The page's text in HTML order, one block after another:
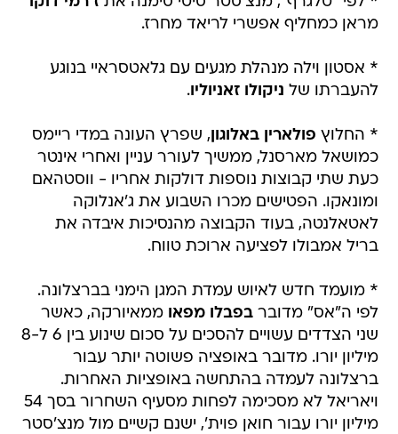
מראן כמחליף אפשרי לריאד מחרז.
* אסטון וילה מנהלת מגעים עם גלאטסראיי בנוגע
להעברתו של ניקולו זאניוליו.
* החלוץ פולארין באלוגון, שפרץ העונה במדי ריימס
כמושאל מארסנל, ממשיך לעורר עניין ואחרי אינטר
כעת שתי קבוצות נוספות דולקות אחריו - ווסטהאם
ומונאקו. הפטישים מכרו השבוע את ג'אנלוקה
לאטאלנטה, בעוד הקבוצה מהנסיכות איבדה את
בריל אמבולו לפציעה ארוכת טווח.
* מועמד חדש לאיוש עמדת המגן הימני בברצלונה.
לפי ה"אס" מדוברבפבלו מפאו ממאיורקה, כאשר
שני הצדדים עשויים להסכים על סכום שינוע בין 6 ל-8
מיליון יורו. מדובר באופציה פשוטה יותר עבור
ברצלונה לעמדה בהתחשה באופציות האחרות.
ויאריאל לא מסכימה לפחות מסעיף השחרור בסך 54
מיליון יורו עבור חואן פוית', ישנם קשיים מול מנצ'סטר